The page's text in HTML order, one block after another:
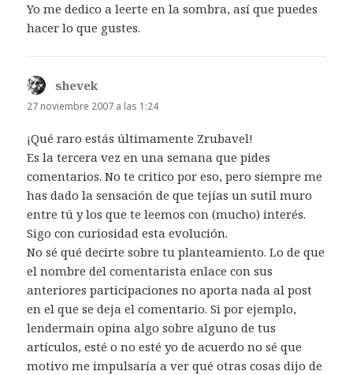
Yo me dedico a leerte en la sombra, así que puedes
hacer lo que gustes.
shevek
27 noviembre 2007 a las 1:24
¡Qué raro estás últimamente Zrubavel!
Es la tercera vez en una semana que pides
comentarios. No te critico por eso, pero siempre me
has dado la sensación de que tejías un sutil muro
entre tú y los que te leemos con (mucho) interés.
Sigo con curiosidad esta evolución.
No sé qué decirte sobre tu planteamiento. Lo de que
el nombre del comentarista enlace con sus
anteriores participaciones no aporta nada al post
en el que se deja el comentario. Si por ejemplo,
lendermain opina algo sobre alguno de tus
artículos, esté o no esté yo de acuerdo no sé que
motivo me impulsaría a ver qué otras cosas dijo de